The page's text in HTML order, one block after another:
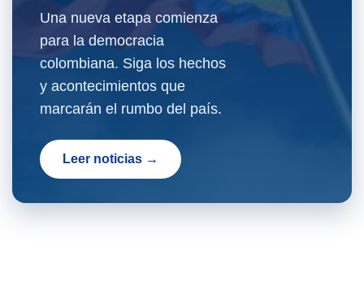
Una nueva etapa comienza
para la democracia
colombiana. Siga los hechos
y acontecimientos que
marcarán el rumbo del país.
Leer noticias →